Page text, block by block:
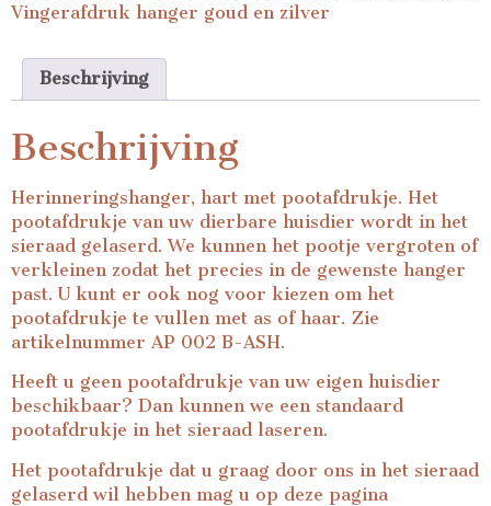
Vingerafdruk hanger goud en zilver
Beschrijving
Beschrijving
Herinneringshanger, hart met pootafdrukje. Het
pootafdrukje van uw dierbare huisdier wordt in het
sieraad gelaserd. We kunnen het pootje vergroten of
verkleinen zodat het precies in de gewenste hanger
past. U kunt er ook nog voor kiezen om het
pootafdrukje te vullen met as of haar. Zie
artikelnummer AP 002 B-ASH.
Heeft u geen pootafdrukje van uw eigen huisdier
beschikbaar? Dan kunnen we een standaard
pootafdrukje in het sieraad laseren.
Het pootafdrukje dat u graag door ons in het sieraad
gelaserd wil hebben mag u op deze pagina